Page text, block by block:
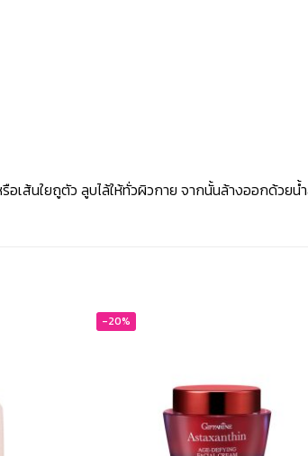
เส้นใยถูตัว ลูบไล้ให้ทั่วผิวกาย จากนั้นล้างออกด้วยน้
-20%